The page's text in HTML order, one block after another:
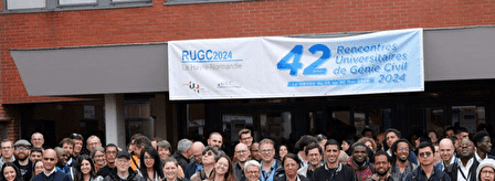
Exporter les lignes sélectionnées
Exporter toutes les colonnes
Exporter uniquement les colonnes affichées
Menu
<
>